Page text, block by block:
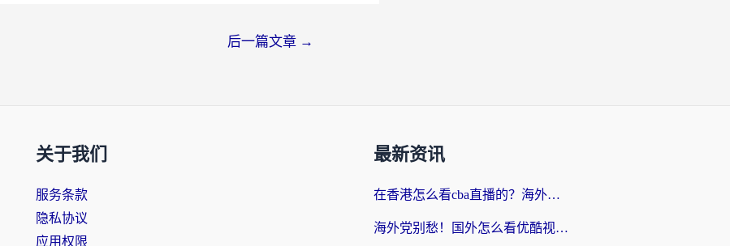
后一篇文章 →
关于我们
服务条款
隐私协议
应用权限
最新资讯
在香港怎么看cba直播的？海外党体育观赛终极指南：告别版权限制，畅享中文解说
海外党别愁！国外怎么看优酷视频？一招解决追剧、看直播难题